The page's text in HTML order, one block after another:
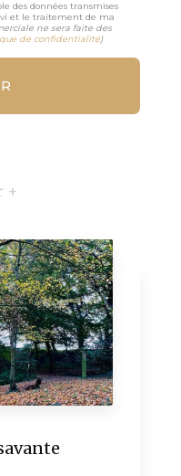
des données transmises
et le traitement de ma
ne sera faite des
de confidentialité)
+